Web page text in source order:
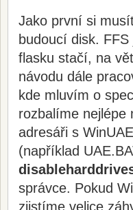
Jako první si
budoucí disk.
flasku stačí, na
návodu dále
kde mluvím o
rozbalíme nejlépe
adresáři s
(například
správce. Pokud
zjistíme velice